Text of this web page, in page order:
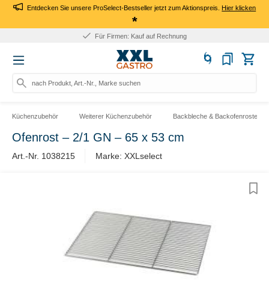
Entdecken Sie unsere ProSelect-Bestseller jetzt zum Aktionspreis.Hier klicken
*
Für Firmen: Kauf auf Rechnung
nach Produkt, Art.-Nr., Marke suchen
Küchenzubehör Weiterer Küchenzubehör Backbleche & Backofenroste
Ofenrost – 2/1 GN – 65 x 53 cm
Art.-Nr. 1038215 Marke: XXLselect